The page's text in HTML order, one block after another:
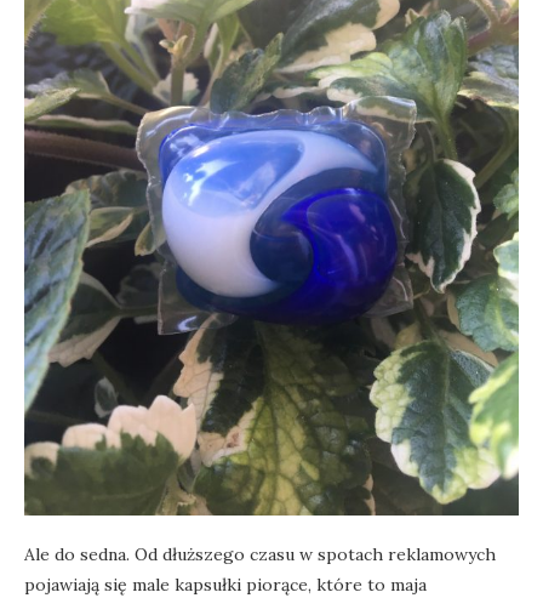
Ale do sedna. Od dłuższego czasu w spotach reklamowych
pojawiają się male kapsułki piorące, które to maja